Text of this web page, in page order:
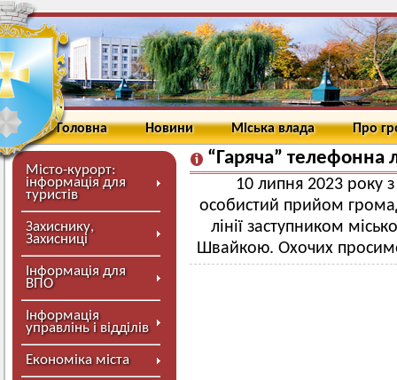
Головна Новини Міська влада Про
Місто-курорт:
інформація для
туристів
Захиснику,
Захисниці
Інформація для
ВПО
Інформація
управлінь і відділів
Економіка міста
“Гаряча” телефонна
10 липня 2023 року
особистий прийом
лінії заступником
Швайкою. Охочих